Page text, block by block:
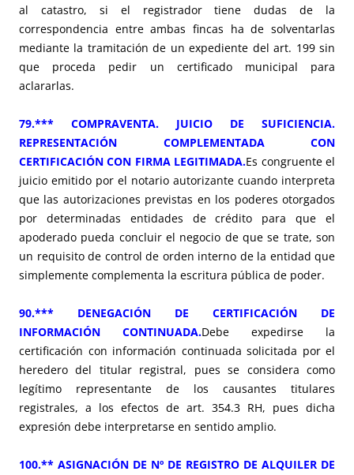
al catastro, si el registrador tiene dudas de la
correspondencia entre ambas fincas ha de solventarlas
mediante la tramitación de un expediente del art. 199 sin
que proceda pedir un certificado municipal para
aclararlas.
79.*** COMPRAVENTA. JUICIO DE SUFICIENCIA.
REPRESENTACIÓN COMPLEMENTADA CON
CERTIFICACIÓN CON FIRMA LEGITIMADA.Es congruente el
juicio emitido por el notario autorizante cuando interpreta
que las autorizaciones previstas en los poderes otorgados
por determinadas entidades de crédito para que el
apoderado pueda concluir el negocio de que se trate, son
un requisito de control de orden interno de la entidad que
simplemente complementa la escritura pública de poder.
90.*** DENEGACIÓN DE CERTIFICACIÓN DE
INFORMACIÓN CONTINUADA.Debe expedirse la
certificación con información continuada solicitada por el
heredero del titular registral, pues se considera como
legítimo representante de los causantes titulares
registrales, a los efectos de art. 354.3 RH, pues dicha
expresión debe interpretarse en sentido amplio.
100.** ASIGNACIÓN DE Nº DE REGISTRO DE ALQUILER DE